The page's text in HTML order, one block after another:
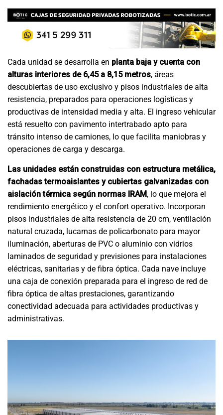
Cada unidad se desarrolla en planta baja y cuenta con
alturas interiores de 6,45 a 8,15 metros, áreas
descubiertas de uso exclusivo y pisos industriales de alta
resistencia, preparados para operaciones logísticas y
productivas de intensidad media y alta. El ingreso vehicular
está resuelto con pavimento intertrabado apto para
tránsito intenso de camiones, lo que facilita maniobras y
operaciones de carga y descarga.
Las unidades están construidas con estructura metálica,
fachadas termoaislantes y cubiertas galvanizadas con
aislación térmica según normas IRAM , lo que mejora el
rendimiento energético y el confort operativo. Incorporan
pisos industriales de alta resistencia de 20 cm, ventilación
natural cruzada, lucarnas de policarbonato para mayor
iluminación, aberturas de PVC o aluminio con vidrios
laminados de seguridad y previsiones para instalaciones
eléctricas, sanitarias y de fibra óptica. Cada nave incluye
una caja de conexión preparada para el ingreso de red de
fibra óptica de altas prestaciones, garantizando
conectividad adecuada para actividades productivas y
administrativas.